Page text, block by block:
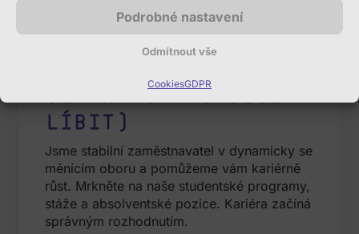
Odmítnout vše
Podrobné nastavení
CookiesGDPR
se vám u nás bude
líbit)
Jsme stabilní zaměstnavatel v dynamicky se
měnícím oboru a pomůžeme vám kariérně
růst. Mrkněte na naše studentské programy,
stáže a absolventské pozice. Kariéra začíná
správným rozhodnutím.